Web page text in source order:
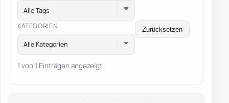
Alle Tags
KATEGORIEN
Alle Kategorien
Zurücksetzen
1 von 1 Einträgen angezeigt.